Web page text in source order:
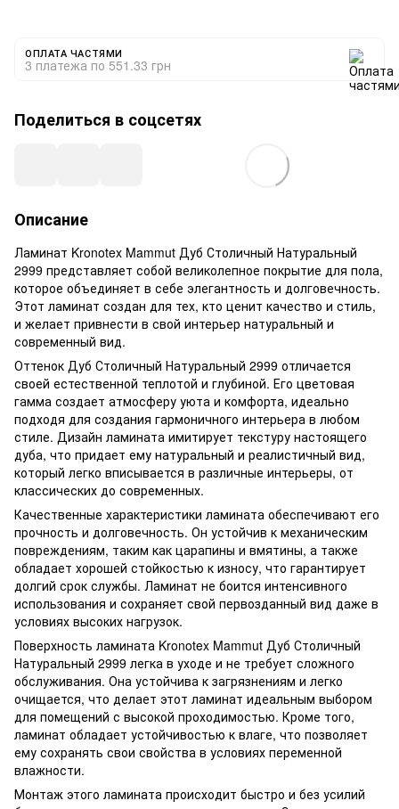
ОПЛАТА ЧАСТЯМИ
3 платежа по 551.33 грн
Поделиться в соцсетях
Описание
Ламинат Kronotex Mammut Дуб Столичный Натуральный
2999 представляет собой великолепное покрытие для пола,
которое объединяет в себе элегантность и долговечность.
Этот ламинат создан для тех, кто ценит качество и стиль,
и желает привнести в свой интерьер натуральный и
современный вид.
Оттенок Дуб Столичный Натуральный 2999 отличается
своей естественной теплотой и глубиной. Его цветовая
гамма создает атмосферу уюта и комфорта, идеально
подходя для создания гармоничного интерьера в любом
стиле. Дизайн ламината имитирует текстуру настоящего
дуба, что придает ему натуральный и реалистичный вид,
который легко вписывается в различные интерьеры, от
классических до современных.
Качественные характеристики ламината обеспечивают его
прочность и долговечность. Он устойчив к механическим
повреждениям, таким как царапины и вмятины, а также
обладает хорошей стойкостью к износу, что гарантирует
долгий срок службы. Ламинат не боится интенсивного
использования и сохраняет свой первозданный вид даже в
условиях высоких нагрузок.
Поверхность ламината Kronotex Mammut Дуб Столичный
Натуральный 2999 легка в уходе и не требует сложного
обслуживания. Она устойчива к загрязнениям и легко
очищается, что делает этот ламинат идеальным выбором
для помещений с высокой проходимостью. Кроме того,
ламинат обладает устойчивостью к влаге, что позволяет
ему сохранять свои свойства в условиях переменной
влажности.
Монтаж этого ламината происходит быстро и без усилий